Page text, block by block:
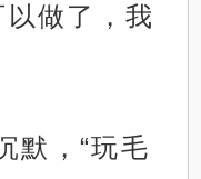
做了，我
默，“玩毛